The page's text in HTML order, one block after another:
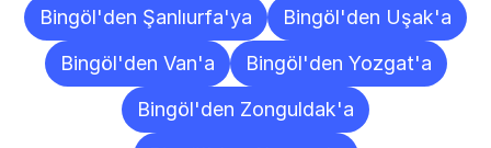
Bingöl'den Şanlıurfa'ya
Bingöl'den Uşak'a
Bingöl'den Van'a
Bingöl'den Yozgat'a
Bingöl'den Zonguldak'a